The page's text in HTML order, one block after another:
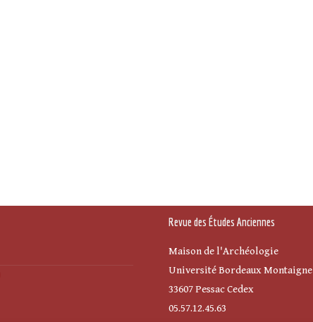
Revue des Études Anciennes
Maison de l'Archéologie
Université Bordeaux Montaigne
33607 Pessac Cedex
05.57.12.45.63